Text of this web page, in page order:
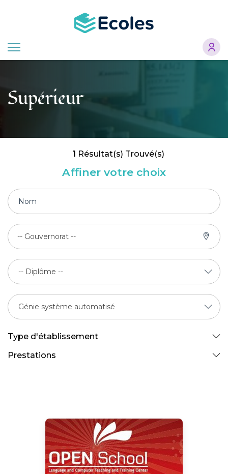
principal
Supérieur
1 Résultat(s) Trouvé(s)
Affiner votre choix
-- Gouvernorat --
Type d'établissement
Prestations